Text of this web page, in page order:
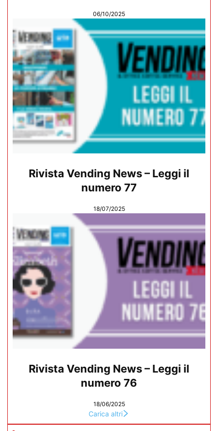
06/10/2025
Rivista Vending News – Leggi il
numero 77
18/07/2025
Rivista Vending News – Leggi il
numero 76
18/06/2025
Carica altri